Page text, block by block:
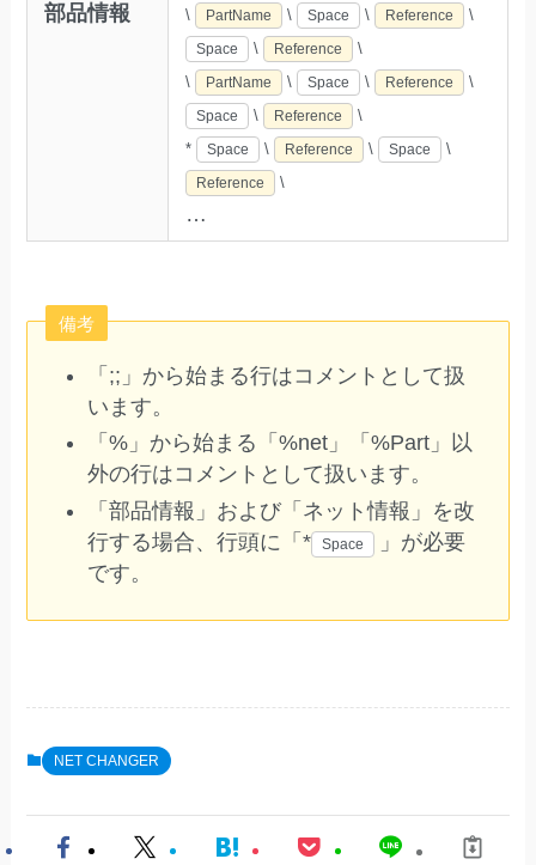
部品情報 \ PartName \ Space \ Reference \
Space \ Reference
\
\
PartName \ Space \ Reference \
Space \ Reference
\
*
Space \ Reference \ Space \
Reference \
…
備考
「;;」から始まる行はコメントとして扱
います。
「%」から始まる「%net」「%Part」以
外の行はコメントとして扱います。
「部品情報」および「ネット情報」を改
行する場合、行頭に「*
Space
」が必要
です。
NET CHANGER